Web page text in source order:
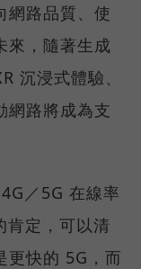
網路品質、使
來，隨著生成
沉浸式體驗、
網路將成為支
／5G 在線率
定，可以清
更快的 5G，而